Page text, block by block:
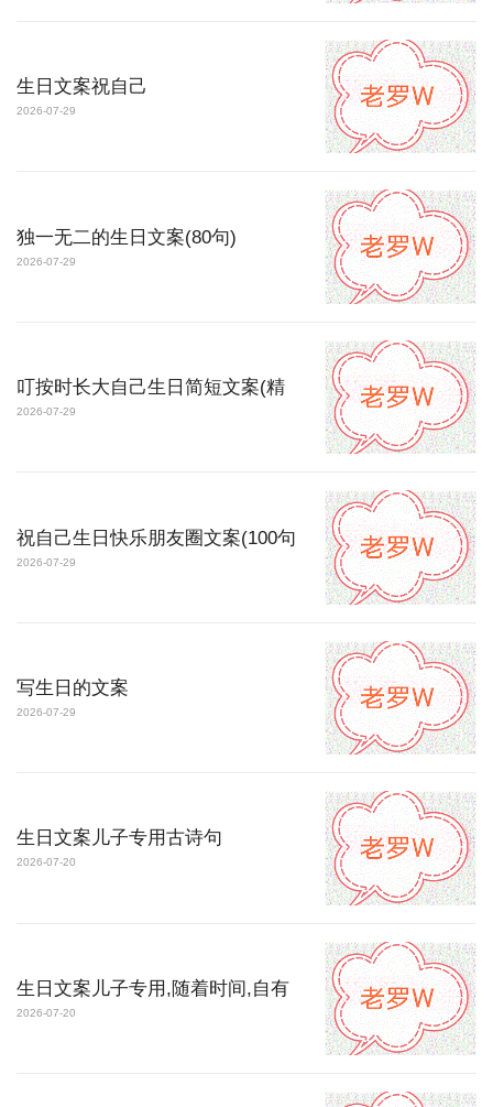
生日文案祝自己
2026-07-29
独一无二的生日文案(80句)
2026-07-29
叮按时长大自己生日简短文案(精
2026-07-29
祝自己生日快乐朋友圈文案(100句
2026-07-29
写生日的文案
2026-07-29
生日文案儿子专用古诗句
2026-07-20
生日文案儿子专用,随着时间,自有
2026-07-20